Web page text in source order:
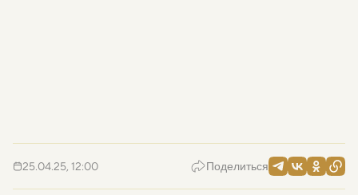
25.04.25, 12:00 Поделиться